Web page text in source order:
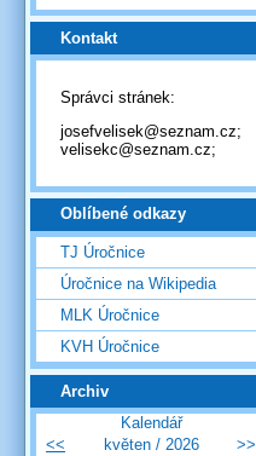
Kontakt
Správci stránek:
josefvelisek@seznam.cz;
velisekc@seznam.cz;
Oblíbené odkazy
TJ Úročnice
Úročnice na Wikipedia
MLK Úročnice
KVH Úročnice
Archiv
Kalendář
<<
květen / 2026 >>